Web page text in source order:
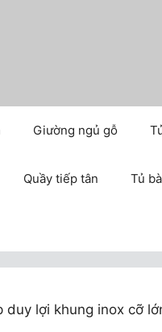
Giường ngủ gỗ
Quầy tiếp tân Tủ
duy lợi khung inox cỡ